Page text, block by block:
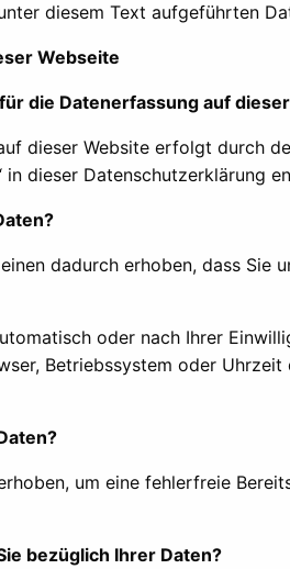
diesem Text aufgeführten
Webseite
die Datenerfassung auf
dieser Website erfolgt durch
dieser Datenschutzerklärung
dadurch erhoben, dass Sie
oder nach Ihrer
Betriebssystem oder
um eine fehlerfreie
bezüglich Ihrer Daten?